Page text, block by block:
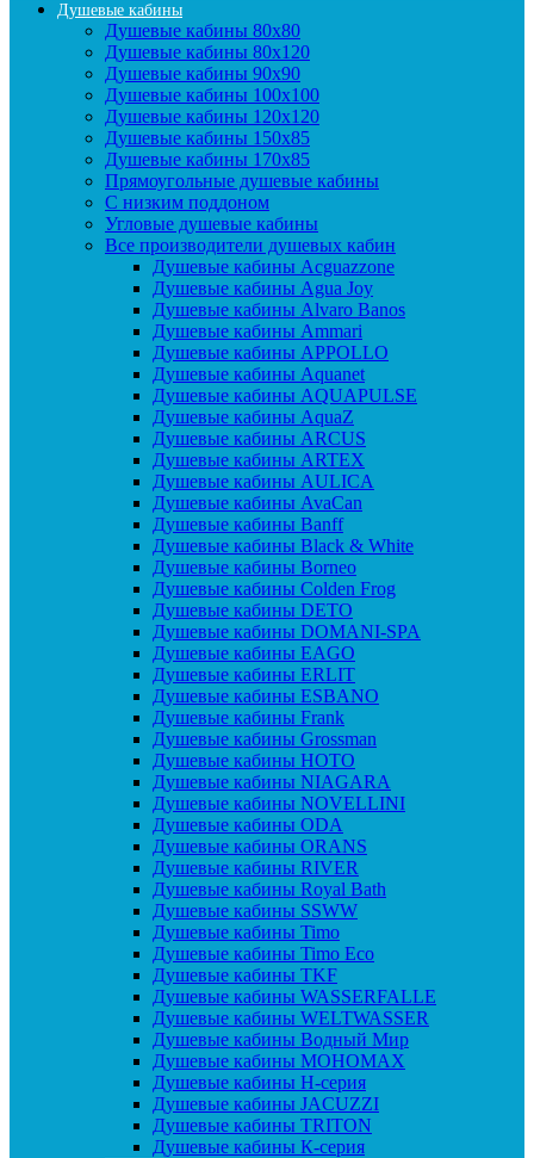
Душевые кабины
Душевые кабины 80x80
Душевые кабины 80x120
Душевые кабины 90х90
Душевые кабины 100x100
Душевые кабины 120x120
Душевые кабины 150x85
Душевые кабины 170x85
Прямоугольные душевые кабины
С низким поддоном
Угловые душевые кабины
Все производители душевых кабин
Душевые кабины Acguazzone
Душевые кабины Agua Joy
Душевые кабины Alvaro Banos
Душевые кабины Ammari
Душевые кабины APPOLLO
Душевые кабины Aquanet
Душевые кабины AQUAPULSE
Душевые кабины AquaZ
Душевые кабины ARCUS
Душевые кабины ARTEX
Душевые кабины AULICA
Душевые кабины AvaCan
Душевые кабины Banff
Душевые кабины Black & White
Душевые кабины Borneo
Душевые кабины Colden Frog
Душевые кабины DETO
Душевые кабины DOMANI-SPA
Душевые кабины EAGO
Душевые кабины ERLIT
Душевые кабины ESBANO
Душевые кабины Frank
Душевые кабины Grossman
Душевые кабины HOTO
Душевые кабины NIAGARA
Душевые кабины NOVELLINI
Душевые кабины ODA
Душевые кабины ORANS
Душевые кабины RIVER
Душевые кабины Royal Bath
Душевые кабины SSWW
Душевые кабины Timo
Душевые кабины Timo Eco
Душевые кабины TKF
Душевые кабины WASSERFALLE
Душевые кабины WELTWASSER
Душевые кабины Водный Мир
Душевые кабины МОНОМАХ
Душевые кабины H-серия
Душевые кабины JACUZZI
Душевые кабины TRITON
Душевые кабины К-серия